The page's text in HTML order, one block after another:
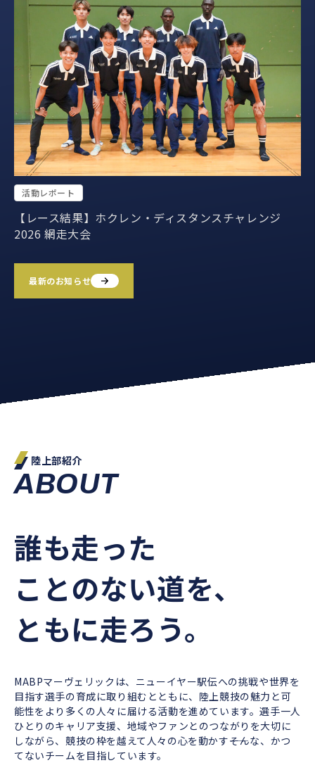
活動レポート
【レース結果】ホクレン・ディスタンスチャレンジ
2026 網走大会
最新のお知らせ
陸上部紹介
ABOUT
誰も走った
ことのない道を、
ともに走ろう。
MABPマーヴェリックは、ニューイヤー駅伝への挑戦や世界を
目指す選手の育成に取り組むとともに、陸上競技の魅力と可
能性をより多くの人々に届ける活動を進めています。選手一人
ひとりのキャリア支援、地域やファンとのつながりを大切に
しながら、競技の枠を越えて人々の心を動かす――そんな、かつ
てないチームを目指しています。